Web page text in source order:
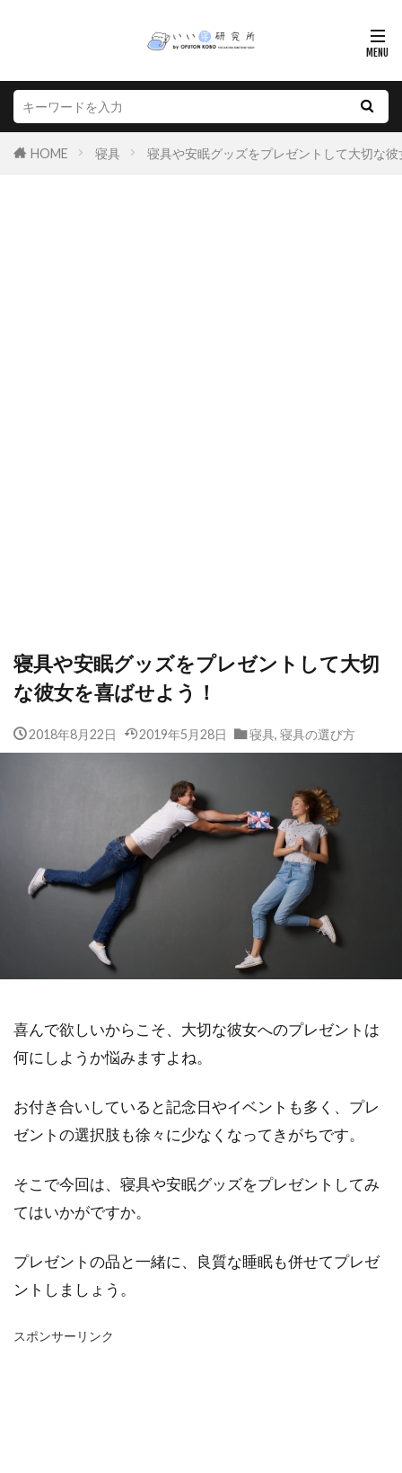
HOME 寝具 寝具や安眠グッズをプレゼントして大切な
寝具や安眠グッズをプレゼントして大切
な彼女を喜ばせよう！
2018年8月22日 2019年5月28日 寝具, 寝具の選び方
喜んで欲しいからこそ、大切な彼女へのプレゼントは
何にしようか悩みますよね。
お付き合いしていると記念日やイベントも多く、プレ
ゼントの選択肢も徐々に少なくなってきがちです。
そこで今回は、寝具や安眠グッズをプレゼントしてみ
てはいかがですか。
プレゼントの品と一緒に、良質な睡眠も併せてプレゼ
ントしましょう。
スポンサーリンク